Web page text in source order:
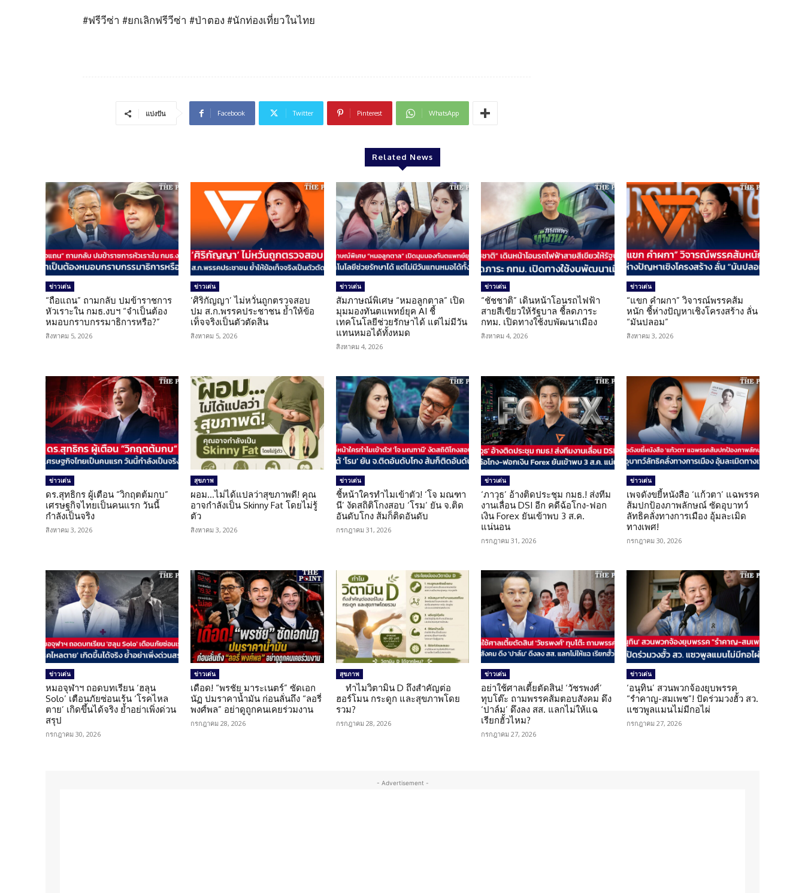
#ฟรีวีซ่า #ยกเลิกฟรีวีซ่า #ป่าตอง #นักท่องเที่ยวในไทย
แบ่งปัน Facebook Twitter Pinterest WhatsApp
Related News
ข่าวเด่น
“ถือแถน” ถามกลับ ปมข้าราชการ
หัวเราะใน กมธ.งบฯ “จำเป็นต้อง
หมอบกราบกรรมาธิการหรือ?”
สิงหาคม 5, 2026
ข่าวเด่น
‘ศิริกัญญา’ ไม่หวั่นถูกตรวจสอบ
ปม ส.ก.พรรคประชาชน ย้ำให้ข้อ
เท็จจริงเป็นตัวตัดสิน
สิงหาคม 5, 2026
ข่าวเด่น
สัมภาษณ์พิเศษ “หมอลูกตาล” เปิด
มุมมองทันตแพทย์ยุค AI ชี้
เทคโนโลยีช่วยรักษาได้ แต่ไม่มีวัน
แทนหมอได้ทั้งหมด
สิงหาคม 4, 2026
ข่าวเด่น
“ชัชชาติ” เดินหน้าโอนรถไฟฟ้า
สายสีเขียวให้รัฐบาล ชี้ลดภาระ
กทม. เปิดทางใช้งบพัฒนาเมือง
สิงหาคม 4, 2026
ข่าวเด่น
“แขก คำผกา” วิจารณ์พรรคส้ม
หนัก ชี้ห่างปัญหาเชิงโครงสร้าง ลั่น
“มันปลอม”
สิงหาคม 3, 2026
ข่าวเด่น
ดร.สุทธิกร ผู้เตือน “วิกฤตต้มกบ”
เศรษฐกิจไทยเป็นคนแรก วันนี้
กำลังเป็นจริง
สิงหาคม 3, 2026
สุขภาพ
ผอม…ไม่ได้แปลว่าสุขภาพดี! คุณ
อาจกำลังเป็น Skinny Fat โดยไม่รู้
ตัว
สิงหาคม 3, 2026
ข่าวเด่น
ชี้หน้าใครทำไมเข้าตัว! ‘โจ มณฑา
นี’ งัดสถิติโกงสอบ ‘โรม’ ยัน จ.ติด
อันดับโกง ส้มก็ติดอันดับ
กรกฎาคม 31, 2026
ข่าวเด่น
‘ภาวุธ’ อ้างติดประชุม กมธ.! ส่งทีม
งานเลื่อน DSI อีก คดีฉ้อโกง-ฟอก
เงิน Forex ยันเข้าพบ 3 ส.ค.
แน่นอน
กรกฎาคม 31, 2026
ข่าวเด่น
เพจดังขยี้หนังสือ ‘แก้วตา’ แฉพรรค
ส้มปกป้องภาพลักษณ์ ซัดอุบาทว์
ลัทธิคลั่งทางการเมือง อุ้มละเมิด
ทางเพศ!
กรกฎาคม 30, 2026
ข่าวเด่น
หมอจุฬาฯ ถอดบทเรียน ‘ฮลุน
Solo’ เตือนภัยซ่อนเร้น ‘โรคไหล
ตาย’ เกิดขึ้นได้จริง ย้ำอย่าเพิ่งด่วน
สรุป
กรกฎาคม 30, 2026
ข่าวเด่น
เดือด! “พรชัย มาระเนตร์” ซัดเอก
นัฏ ปมราคาน้ำมัน ก่อนลั่นถึง “ลอรี่
พงศ์พล” อย่าดูถูกคนเคยร่วมงาน
กรกฎาคม 28, 2026
สุขภาพ
ทำไมวิตามิน D ถึงสำคัญต่อ
ฮอร์โมน กระดูก และสุขภาพโดย
รวม?
กรกฎาคม 28, 2026
ข่าวเด่น
อย่าใช้ศาลเตี้ยตัดสิน! ‘วัชรพงศ์’
ทุบโต๊ะ ถามพรรคส้มตอบสังคม ดึง
‘ปาล์ม’ ดึงลง สส. แลกไม่ให้แฉ
เรียกฮั้วไหม?
กรกฎาคม 27, 2026
ข่าวเด่น
‘อนุทิน’ สวนพวกจ้องยุบพรรค
“รำคาญ-สมเพช”! ปัดร่วมวงฮั้ว สว.
แซวพูลแมนไม่มีกอไผ่
กรกฎาคม 27, 2026
- Advertisement -